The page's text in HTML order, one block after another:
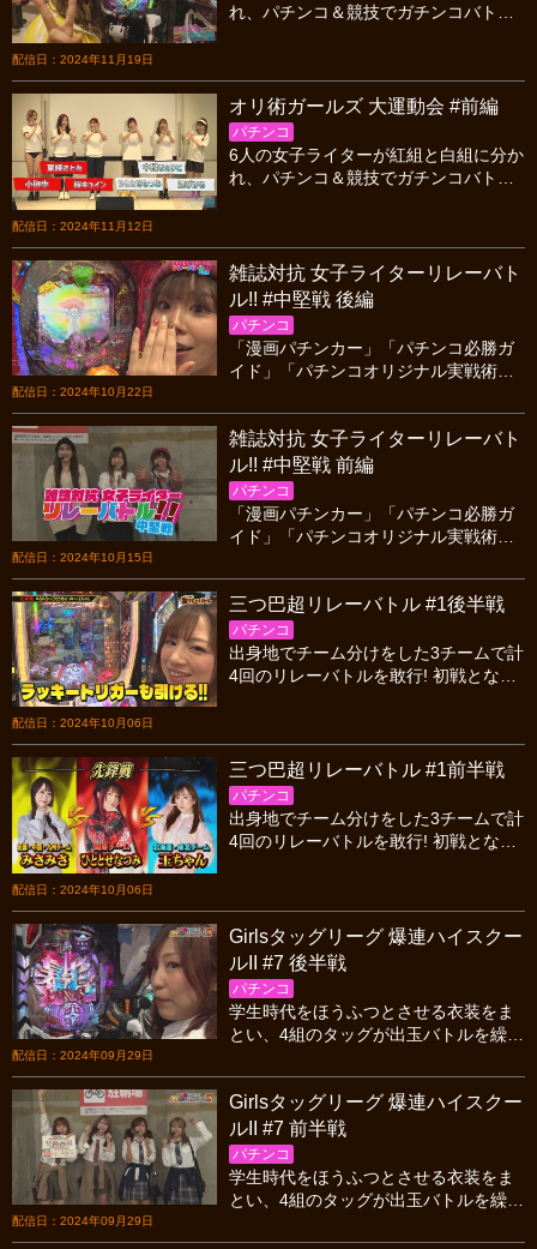
配信日：2024年11月19日
れ、パチンコ＆競技でガチンコバトル
をお送りいたします。
配信日：2024年11月12日
オリ術ガールズ 大運動会 #前編
パチンコ
6人の女子ライターが紅組と白組に分か
れ、パチンコ＆競技でガチンコバトル
をお送りいたします。
配信日：2024年10月22日
雑誌対抗 女子ライターリレーバト
ル!! #中堅戦 後編
パチンコ
「漫画パチンカー」「パチンコ必勝ガ
イド」「パチンコオリジナル実戦術」3
決！ 奇跡的な出玉で大逆転を決めるの
は…!?中堅戦の後編をお送りいたしま
す。
配信日：2024年10月15日
雑誌対抗 女子ライターリレーバト
ル!! #中堅戦 前編
パチンコ
「漫画パチンカー」「パチンコ必勝ガ
イド」「パチンコオリジナル実戦術」3
決！ 奇跡的な出玉で大逆転を決めるの
は…!?中堅戦の前編です。
配信日：2024年10月06日
三つ巴超リレーバトル #1後半戦
パチンコ
出身地でチーム分けをした3チームで計
4回のリレーバトルを敢行! 初戦となる
配信日：2024年10月06日
三つ巴超リレーバトル #1前半戦
パチンコ
出身地でチーム分けをした3チームで計
4回のリレーバトルを敢行! 初戦となる
配信日：2024年09月29日
Girlsタッグリーグ 爆連ハイスクー
ルII #7 後半戦
パチンコ
学生時代をほうふつとさせる衣装をま
とい、4組のタッグが出玉バトルを繰り
たる戦いの頂点に立つのは果たしてど
ちらのタッグか!?
配信日：2024年09月29日
Girlsタッグリーグ 爆連ハイスクー
ルII #7 前半戦
パチンコ
学生時代をほうふつとさせる衣装をま
とい、4組のタッグが出玉バトルを繰り